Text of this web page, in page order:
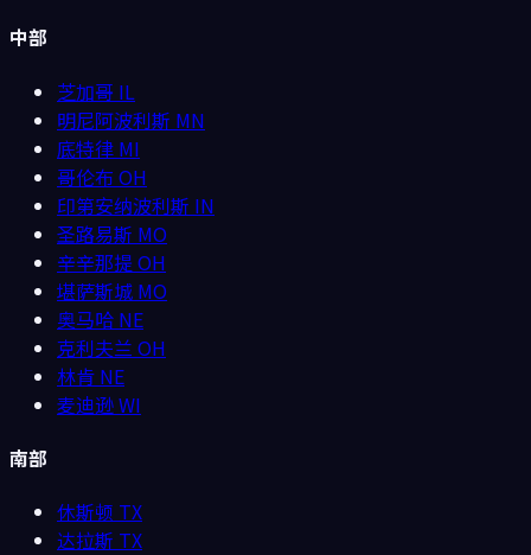
中部
芝加哥 IL
明尼阿波利斯 MN
底特律 MI
哥伦布 OH
印第安纳波利斯 IN
圣路易斯 MO
辛辛那提 OH
堪萨斯城 MO
奥马哈 NE
克利夫兰 OH
林肯 NE
麦迪逊WI
南部
休斯顿 TX
达拉斯 TX